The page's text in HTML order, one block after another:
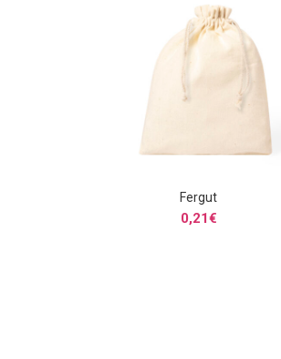
SELECCIONAR OPCIONES
Fergut
0,21€